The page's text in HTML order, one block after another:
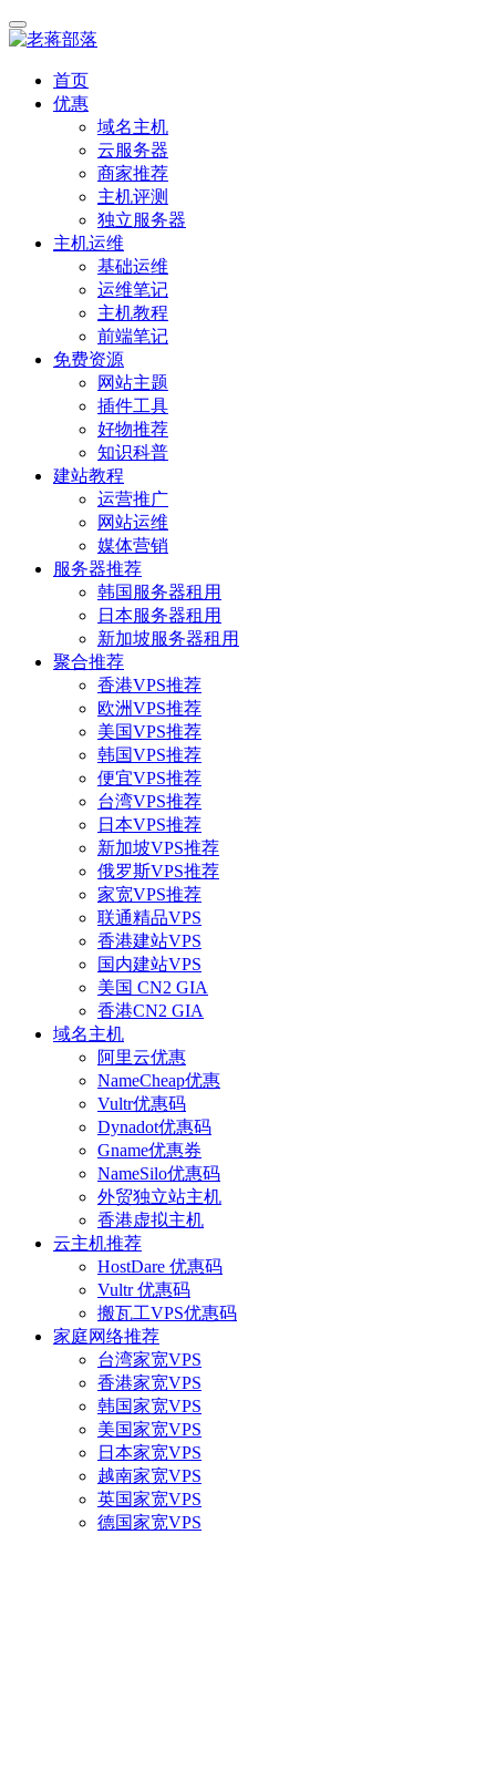
首页
优惠
域名主机
云服务器
商家推荐
主机评测
独立服务器
主机运维
基础运维
运维笔记
主机教程
前端笔记
免费资源
网站主题
插件工具
好物推荐
知识科普
建站教程
运营推广
网站运维
媒体营销
服务器推荐
韩国服务器租用
日本服务器租用
新加坡服务器租用
聚合推荐
香港VPS推荐
欧洲VPS推荐
美国VPS推荐
韩国VPS推荐
便宜VPS推荐
台湾VPS推荐
日本VPS推荐
新加坡VPS推荐
俄罗斯VPS推荐
家宽VPS推荐
联通精品VPS
香港建站VPS
国内建站VPS
美国 CN2 GIA
香港CN2 GIA
域名主机
阿里云优惠
NameCheap优惠
Vultr优惠码
Dynadot优惠码
Gname优惠券
NameSilo优惠码
外贸独立站主机
香港虚拟主机
云主机推荐
HostDare 优惠码
Vultr 优惠码
搬瓦工VPS优惠码
家庭网络推荐
台湾家宽VPS
香港家宽VPS
韩国家宽VPS
美国家宽VPS
日本家宽VPS
越南家宽VPS
英国家宽VPS
德国家宽VPS